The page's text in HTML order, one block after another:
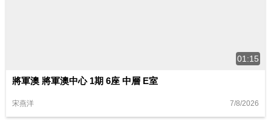
01:15
將軍澳 將軍澳中心 1期 6座 中層 E室
宋燕洋 7/8/2026